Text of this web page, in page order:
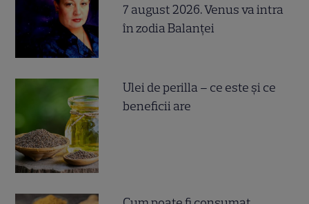
7 august 2026. Venus va intra
în zodia Balanței
Ulei de perilla – ce este și ce
beneficii are